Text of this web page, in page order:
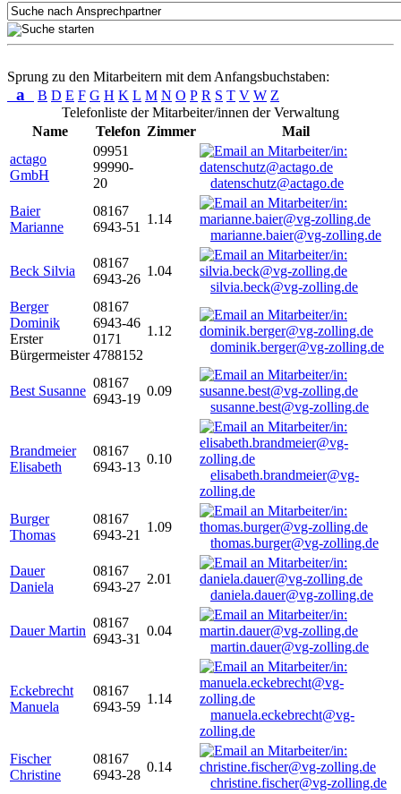
Sprung zu den Mitarbeitern mit dem Anfangsbuchstaben:
a B D E F G H K L M N O P R S T V W Z
Telefonliste der Mitarbeiter/innen der Verwaltung
Name
Telefon Zimmer
Mail
actago
GmbH
09951
99990-
20
datenschutz@actago.de
Baier
Marianne
08167
6943-51
1.14
marianne.baier@vg-zolling.de
Beck Silvia
08167
6943-26
1.04
silvia.beck@vg-zolling.de
Berger
Dominik
Erster
Bürgermeister
08167
6943-46
0171
4788152
1.12
dominik.berger@vg-zolling.de
Best Susanne
08167
6943-19
0.09
susanne.best@vg-zolling.de
Brandmeier
Elisabeth
08167
6943-13
0.10
elisabeth.brandmeier@vg-
zolling.de
Burger
Thomas
08167
6943-21
1.09
thomas.burger@vg-zolling.de
Dauer
Daniela
08167
6943-27
2.01
daniela.dauer@vg-zolling.de
Dauer Martin
08167
6943-31
0.04
martin.dauer@vg-zolling.de
Eckebrecht
Manuela
08167
6943-59
1.14
manuela.eckebrecht@vg-
zolling.de
Fischer
Christine
08167
6943-28
0.14
christine.fischer@vg-zolling.de